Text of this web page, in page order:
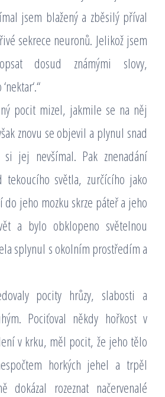
jsem blažený a zběsilý příval
sekrece neuronů. Jelikož jsem
dosud známými slovy,
pocit mizel, jakmile se na něj
znovu se objevil a plynul snad
jej nevšímal. Pak znenadání
světla, zurčícího jako
jeho mozku skrze páteř a jeho
a bylo obklopeno světelnou
splynul s okolním prostředím a
pocity hrůzy, slabosti a
Pociťoval někdy hořkost v
v krku, měl pocit, že jeho tělo
horkých jehel a trpěl
dokázal rozeznat načervenalé